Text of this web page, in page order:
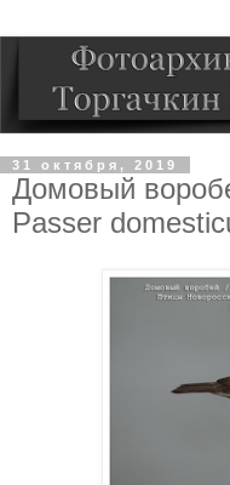
31 октября, 2019
Домовый
Passer